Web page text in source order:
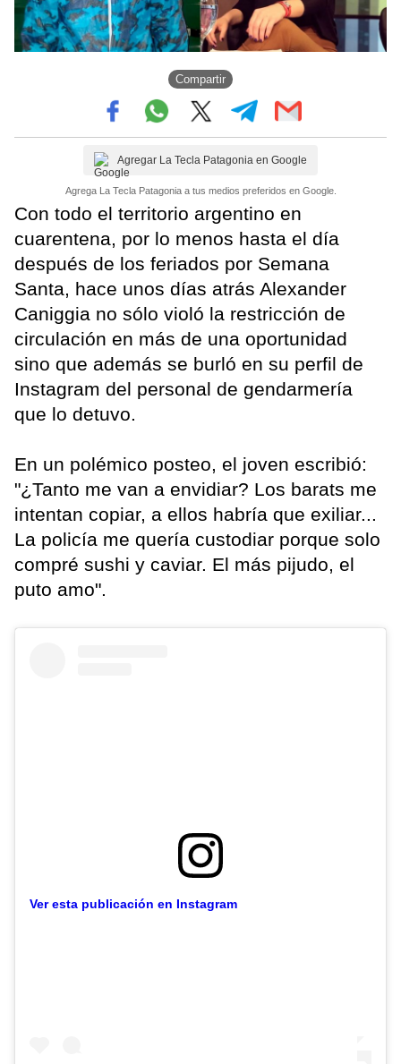
Compartir
Agregar La Tecla Patagonia en Google
Agrega La Tecla Patagonia a tus medios preferidos en Google.
Con todo el territorio argentino en
cuarentena, por lo menos hasta el día
después de los feriados por Semana
Santa, hace unos días atrás Alexander
Caniggia no sólo violó la restricción de
circulación en más de una oportunidad
sino que además se burló en su perfil de
Instagram del personal de gendarmería
que lo detuvo.
En un polémico posteo, el joven escribió:
"¿Tanto me van a envidiar? Los barats me
intentan copiar, a ellos habría que exiliar...
La policía me quería custodiar porque solo
compré sushi y caviar. El más pijudo, el
puto amo".
Ver esta publicación en Instagram